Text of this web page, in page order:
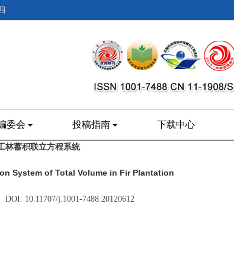
委会 投稿指南 下载中心
林蓄积联立方程系统
System of Total Volume in Fir Plantation
DOI: 10.11707/j.1001-7488.20120612